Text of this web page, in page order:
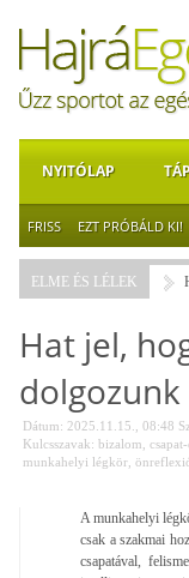
NYITÓLAP
FRISS EZT PRÓBÁLD KI!
ELME ÉS LÉLEK
Hat jel,
dolgozunk
Dátum: 2025.11.15., 08:48
Kulcsszavak: bizalom
munkahelyi légkör
A munkahelyi
csak a szakmai
csapatával,